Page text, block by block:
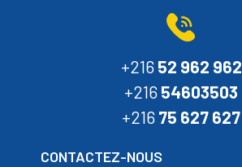
+216 52 962 962
+216 54603503
+216 75 627 627
CONTACTEZ-NOUS